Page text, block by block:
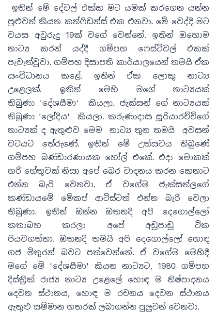
ඉතින් මේ දේවල් එක්ක මට යමක් කරගෙන යන්න
පුළුවන් කියන කන්ෆිඩන්ස් එක එනවා.මේ වෙද්දි මට
වයස අවුරුදු 19ක් වගේ වෙන්නේ. ඉතින් ඔහොම
නාට්‍ය කරන් යද්දී ගම්පහ ෆෙස්ටිවල් එකක්
පැවැත්වූවා.ගම්පහ දිසාපති කාර්යාලයෙන් තමයි ඒක
සංවිධානය කළේ. ඉතින් ඒක ලොකු නාට්‍ය
උළෙලක්. ඉතින් මෙහි මගේ නාට්‍යයක්
තිබුණා 'දේශසීමා' කියලා. ජැක්සන් ගේ නාට්‍යයක්
තිබුණා 'ලෝදිය' කියලා. කරුණාදාස සූරියාරච්චිගේ
නාට්‍යක් ද ඇතුළුව මෙම නාට්‍ය තුන තමයි අවසන්
වටයට තේරුණේ.ඉතින් මේ උත්සවය තිබුණේ
ගම්පහ බණ්ඩාරණායක හෝල් එකේ.එදා මොකක්
හරි හේතුවක් නිසා අපේ බෙර වාදනය කරන කෙනාට
එන්න බැරි වෙනවා. ඒ වගේම ජැක්සන්ලගේ
කණ්ඩායමේ මේකප් ආටිස්ටත් එන්න බැරි වෙලා
තිබුණා. ඉතින් ඔන්න ඔතනදි අපි දෙගොල්ලෝ
කතාබහ කරලා අපේ අඩුපාඩු ටික
පියවගත්තා. ඔතනදි තමයි අපි දෙගොල්ලෝ හොඳ
ගජ මිතුරන් බවට පත්වෙන්නේ.ඒ වගේම මෙහිදී
මගේ මේ 'දේශසීමා' කියන නාට්‍යට, 1980 ගම්පහ
දිස්ත්‍රික් රාජ්‍ය නාට්‍ය උළෙලේ හොඳ ම නිෂ්පාදනය
දෙවන ස්ථානය, හොඳ ම රචනය දෙවන ස්ථානය
ඇතුළු සම්මාන හතරක් ලබාගන්න පුලුවන් වෙනවා.